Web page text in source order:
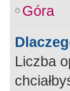
Góra
Liczba